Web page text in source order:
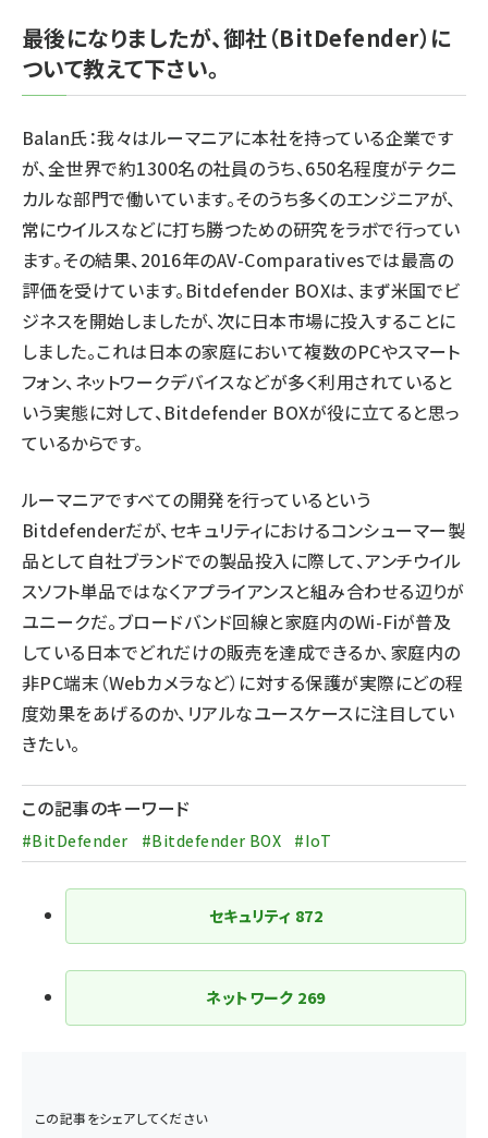
最後になりましたが、御社（BitDefender）に
ついて教えて下さい。
Balan氏：我々はルーマニアに本社を持っている企業です
が、全世界で約1300名の社員のうち、650名程度がテクニ
カルな部門で働いています。そのうち多くのエンジニアが、
常にウイルスなどに打ち勝つための研究をラボで行ってい
ます。その結果、2016年のAV-Comparativesでは最高の
評価を受けています。Bitdefender BOXは、まず米国でビ
ジネスを開始しましたが、次に日本市場に投入することに
しました。これは日本の家庭において複数のPCやスマート
フォン、ネットワークデバイスなどが多く利用されていると
いう実態に対して、Bitdefender BOXが役に立てると思っ
ているからです。
ルーマニアですべての開発を行っているという
Bitdefenderだが、セキュリティにおけるコンシューマー製
品として自社ブランドでの製品投入に際して、アンチウイル
スソフト単品ではなくアプライアンスと組み合わせる辺りが
ユニークだ。ブロードバンド回線と家庭内のWi-Fiが普及
している日本でどれだけの販売を達成できるか、家庭内の
非PC端末（Webカメラなど）に対する保護が実際にどの程
度効果をあげるのか、リアルなユースケースに注目してい
きたい。
この記事のキーワード
#BitDefender #Bitdefender BOX #IoT
セキュリティ 872
ネットワーク 269
この記事をシェアしてください